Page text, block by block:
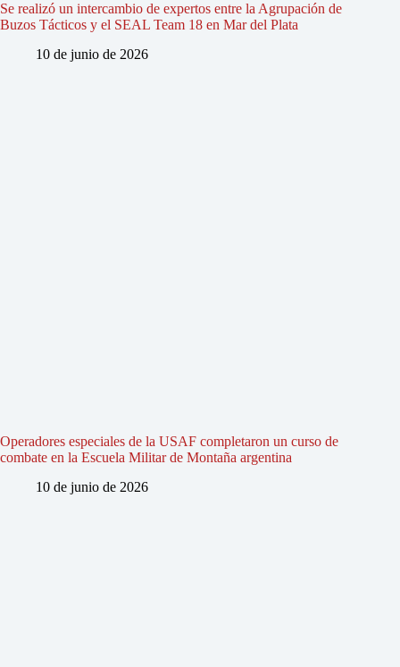
Se realizó un intercambio de expertos entre la Agrupación de
Buzos Tácticos y el SEAL Team 18 en Mar del Plata
10 de junio de 2026
Operadores especiales de la USAF completaron un curso de
combate en la Escuela Militar de Montaña argentina
10 de junio de 2026